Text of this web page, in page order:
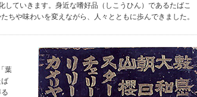
していきます。身近な嗜好品（しこうひん）であるたばこ
ちや味わいを変えながら、人々とともに歩んできました。
葉